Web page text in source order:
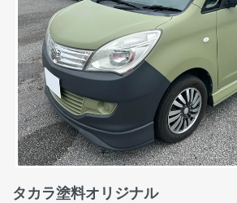
タカラ塗料オリジナル